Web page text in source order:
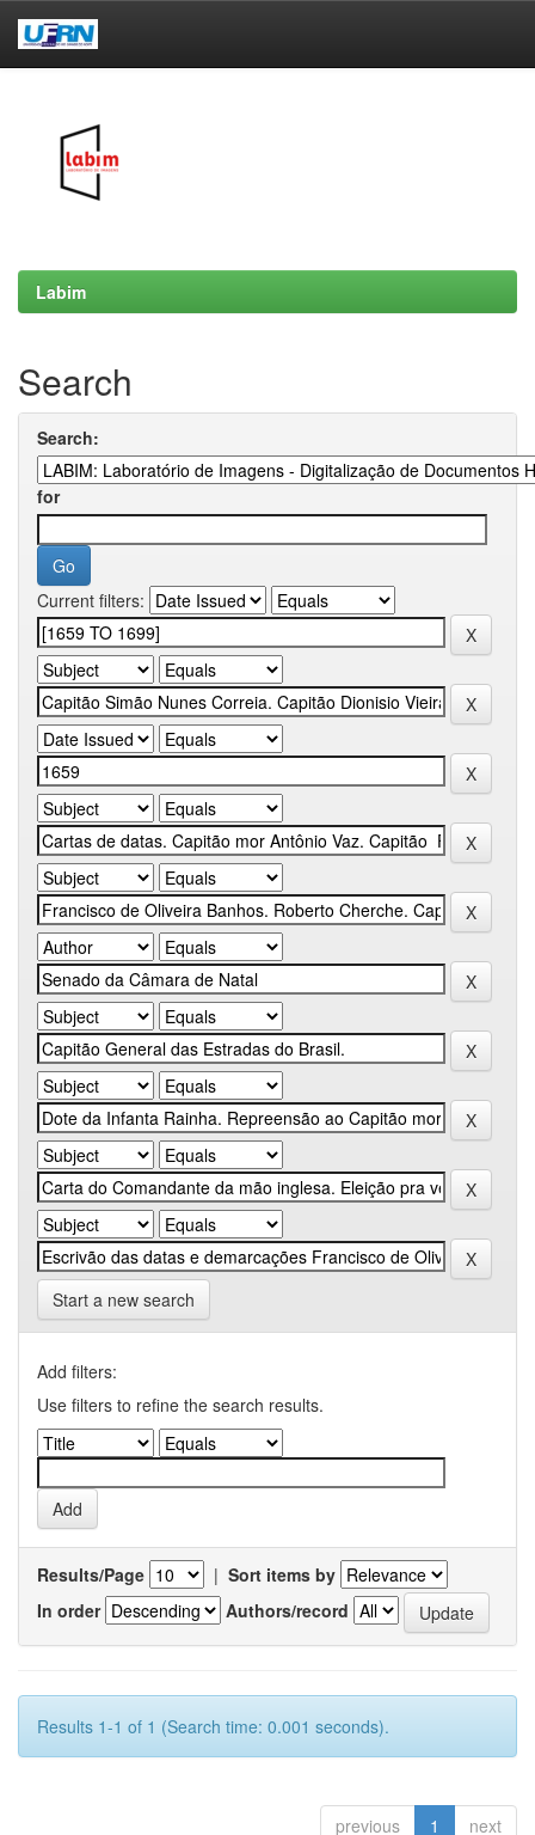
Labim
Search
Search:
for
Current filters:
Start a new search
Add filters:
Use filters to refine the search results.
Results/Page | Sort items by
In order
Authors/record
Results 1-1 of 1 (Search time: 0.001 seconds).
previous 1 next